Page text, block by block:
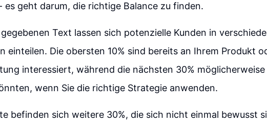
es geht darum, die richtige Balance zu finden.
Text lassen sich potenzielle Kunden in
einteilen. Die obersten 10% sind bereits an Ihrem Produkt
interessiert, während die nächsten 30%
wenn Sie die richtige Strategie anwenden.
befinden sich weitere 30%, die sich nicht einmal bewusst